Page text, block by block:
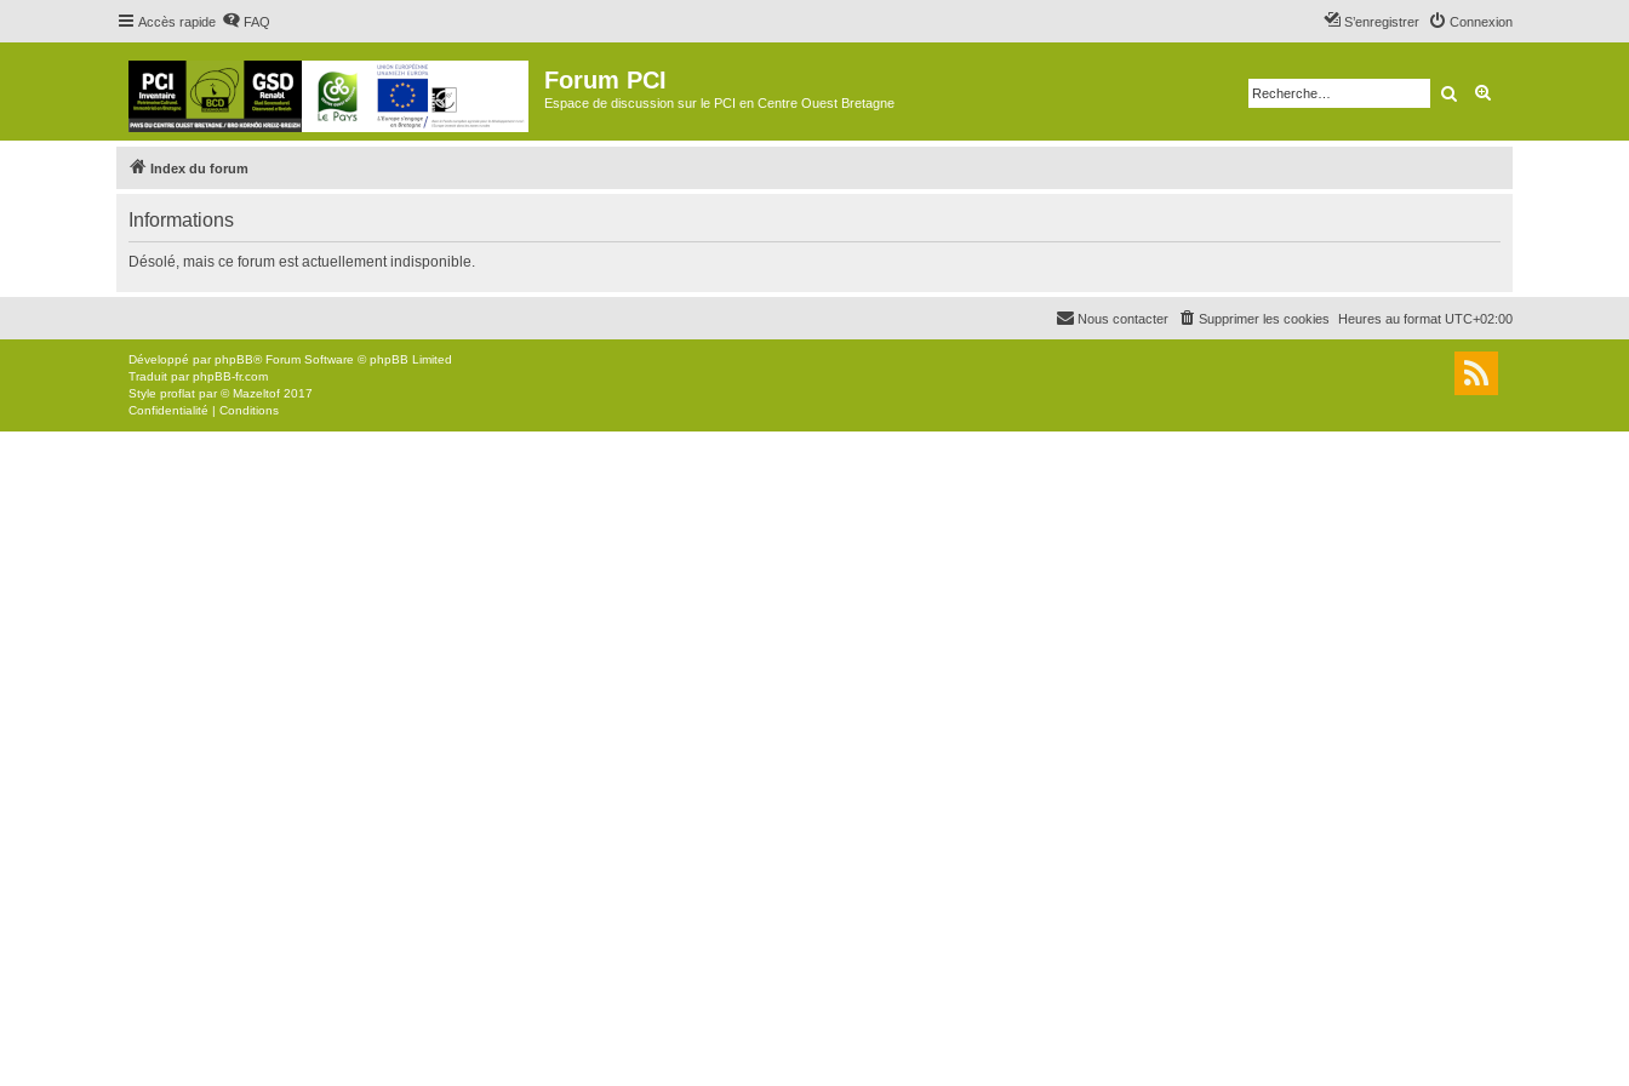
Accès rapide FAQ Connexion
S’enregistrer
Forum PCI
Espace de discussion sur le PCI en Centre Ouest Bretagne Rechercher
Index du forum
Informations
Désolé, mais ce forum est actuellement indisponible.
Heures au format UTC+02:00
Supprimer les cookies
Nous contacter
Développé parphpBB® Forum Software © phpBB Limited
Traduit parphpBB-fr.com
Style proflat par ©Mazeltof 2017
Confidentialité | Conditions